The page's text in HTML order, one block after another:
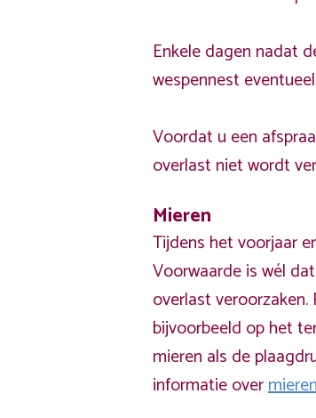
Enkele dagen nadat
wespennest eventueel
Voordat u een
overlast niet wordt
Mieren
Tijdens het voorjaar
Voorwaarde is wél
overlast
bijvoorbeeld op het
mieren als de
informatie over